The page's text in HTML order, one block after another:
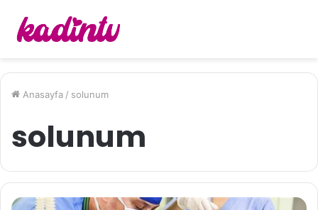
Anasayfa / solunum
solunum